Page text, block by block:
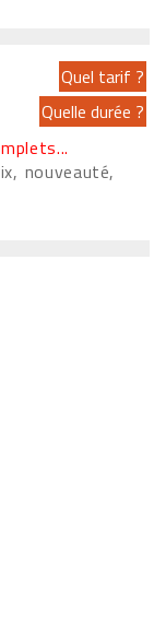
nouveauté,